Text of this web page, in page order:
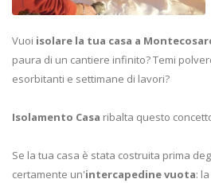
Vuoi isolare la tua casa a
paura di un cantiere infinito? Temi
esorbitanti e settimane di lavori?
Isolamento Casa ribalta questo
Se la tua casa è stata costruita prima
certamente un'intercapedine vuota: